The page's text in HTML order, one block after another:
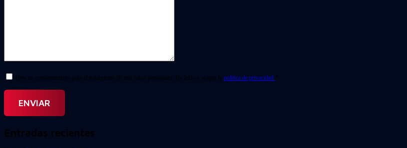
Doy mi consentimiento para el tratamiento de mis datos personales. He leído y acepto la política de privacidad. *
Entradas recientes